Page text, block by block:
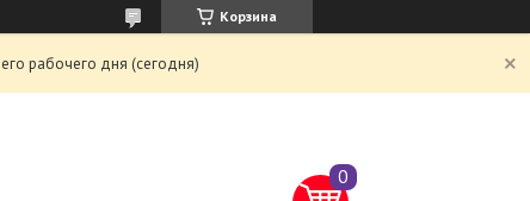
Корзина
рабочего дня (сегодня)